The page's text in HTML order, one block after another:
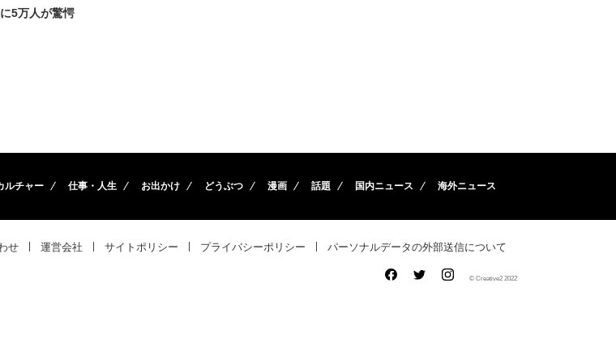
5万人が驚愕
ルチャー 仕事・人生 お出かけ どうぶつ 漫画 話題 国内ニュース 海外ニュース
せ 運営会社 サイトポリシー プライバシーポリシー パーソナルデータの外部送信について
© Creative2 2022